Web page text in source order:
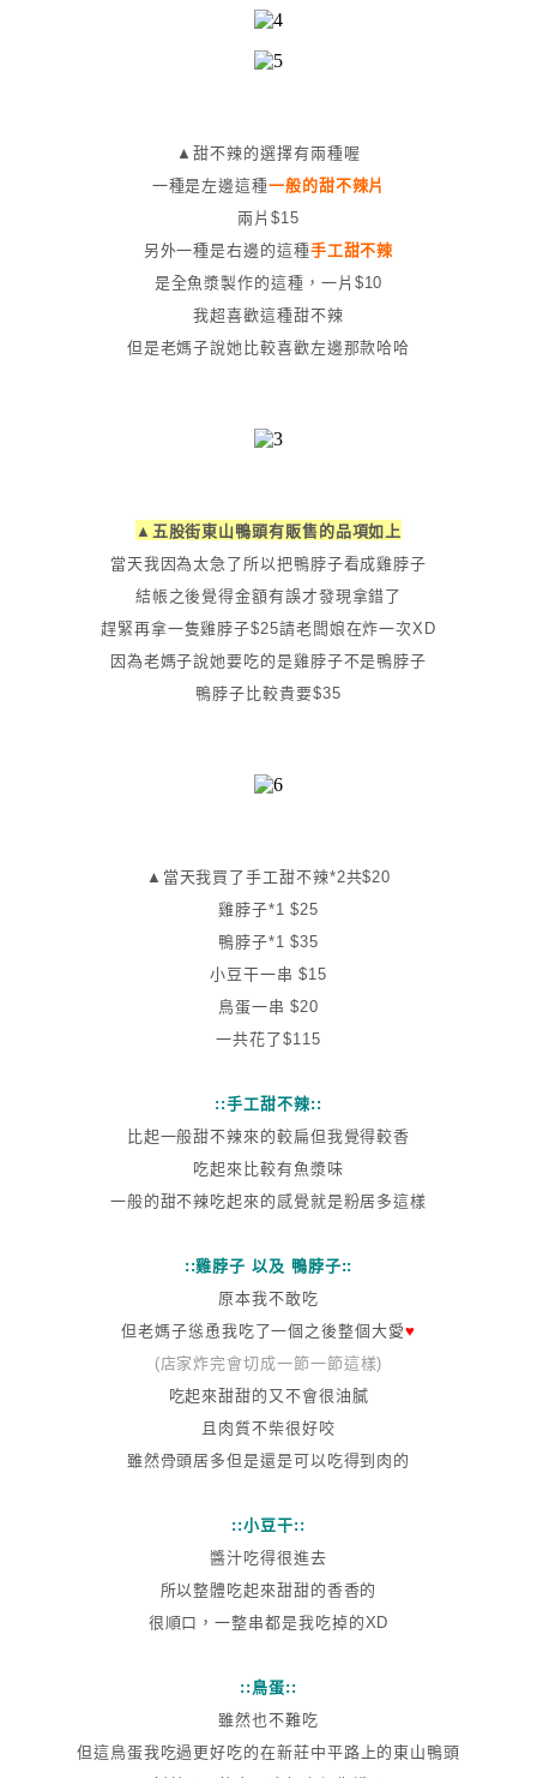
▲甜不辣的選擇有兩種喔
一種是左邊這種一般的甜不辣片
兩片$15
另外一種是右邊的這種手工甜不辣
是全魚漿製作的這種，一片$10
我超喜歡這種甜不辣
但是老媽子說她比較喜歡左邊那款哈哈
▲五股街東山鴨頭有販售的品項如上
當天我因為太急了所以把鴨脖子看成雞脖子
結帳之後覺得金額有誤才發現拿錯了
趕緊再拿一隻雞脖子$25請老闆娘在炸一次XD
因為老媽子說她要吃的是雞脖子不是鴨脖子
鴨脖子比較貴要$35
▲當天我買了手工甜不辣*2共$20
雞脖子*1 $25
鴨脖子*1 $35
小豆干一串 $15
鳥蛋一串 $20
一共花了$115
::手工甜不辣::
比起一般甜不辣來的較扁但我覺得較香
吃起來比較有魚漿味
一般的甜不辣吃起來的感覺就是粉居多這樣
::雞脖子 以及 鴨脖子::
原本我不敢吃
但老媽子慫恿我吃了一個之後整個大愛♥
(店家炸完會切成一節一節這樣)
吃起來甜甜的又不會很油膩
且肉質不柴很好咬
雖然骨頭居多但是還是可以吃得到肉的
::小豆干::
醬汁吃得很進去
所以整體吃起來甜甜的香香的
很順口，一整串都是我吃掉的XD
::鳥蛋::
雖然也不難吃
但這鳥蛋我吃過更好吃的在新莊中平路上的東山鴨頭